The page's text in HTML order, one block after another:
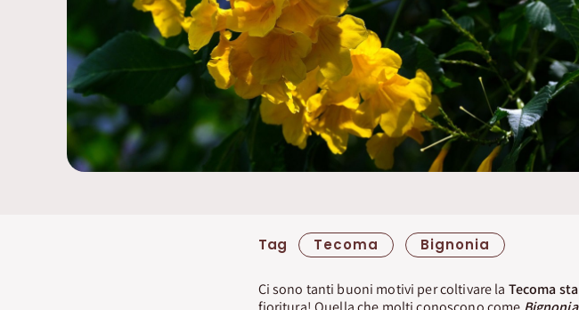
Tag Tecoma Bignonia
Ci sono tanti buoni motivi per coltivare la Tecoma